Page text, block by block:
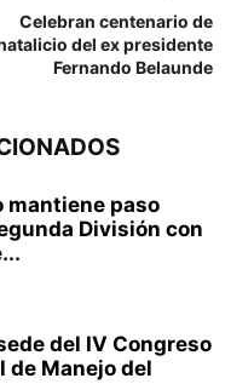
Celebran centenario de
del ex presidente
Fernando Belaunde
mantiene paso
División con
del IV Congreso
de Manejo del